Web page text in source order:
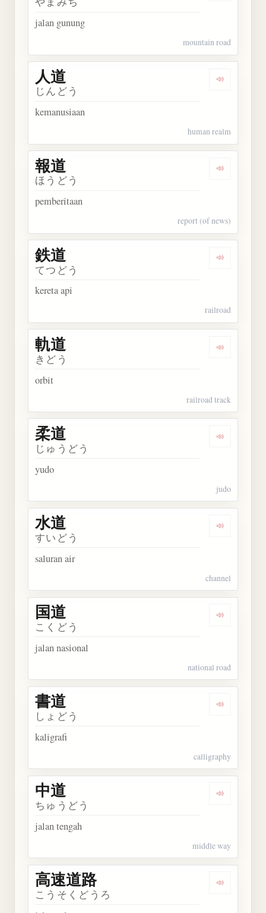
jalan gunung
mountain road
Dengarkan
人道
じんどう
kemanusiaan
human realm
Dengarkan
報道
ほうどう
pemberitaan
report (of news)
Dengarkan
鉄道
てつどう
kereta api
railroad
Dengarkan
軌道
きどう
orbit
railroad track
Dengarkan
柔道
じゅうどう
yudo
judo
Dengarkan
水道
すいどう
saluran air
channel
Dengarkan
国道
こくどう
jalan nasional
national road
Dengarkan
書道
しょどう
kaligrafi
calligraphy
Dengarkan
中道
ちゅうどう
jalan tengah
middle way
Dengarkan
高速道路
こうそくどうろ